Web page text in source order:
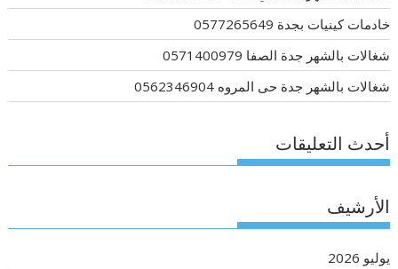
خادمات كينيات بجدة 0577265649
شغالات بالشهر جدة الصفا 0571400979
شغالات بالشهر جدة حى المروه 0562346904
أحدث التعليقات
الأرشيف
يوليو 2026